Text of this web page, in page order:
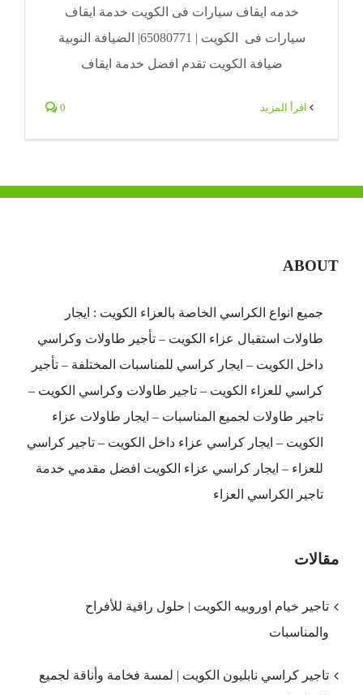
خدمه ايقاف سيارات فى الكويت خدمة ايقاف
سيارات فى الكويت | 65080771| الضيافة النوبية
ضيافة الكويت تقدم افضل خدمة ايقاف
0
ABOUT
جميع انواع الكراسي الخاصة بالعزاء الكويت : ايجار
طاولات استقبال عزاء الكويت – تأجير طاولات وكراسي
داخل الكويت – ايجار كراسي للمناسبات المختلفة – تأجير
كراسي للعزاء الكويت – تاجير طاولات وكراسي الكويت –
تاجير طاولات لجميع المناسبات – ايجار طاولات عزاء
الكويت – ايجار كراسي عزاء داخل الكويت – تاجير كراسي
للعزاء – ايجار كراسي عزاء الكويت افضل مقدمي خدمة
تاجير الكراسي العزاء
مقالات
تاجير خيام اوروبيه الكويت | حلول راقية للأفراح
والمناسبات
تاجير كراسي نابليون الكويت | لمسة فخامة وأناقة لجميع